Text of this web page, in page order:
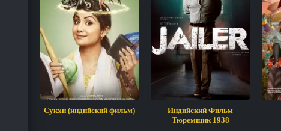
Сукхи (индийский фильм)
Индийский Фильм
Тюремщик 1938